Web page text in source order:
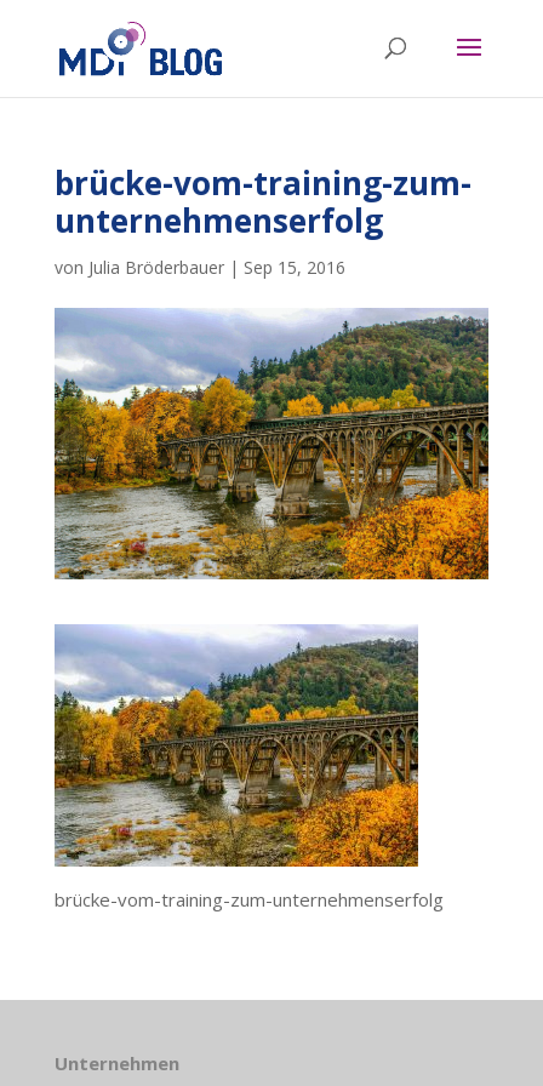
brücke-vom-training-zum-
unternehmenserfolg
von Julia Bröderbauer| Sep 15, 2016
brücke-vom-training-zum-unternehmenserfolg
Unternehmen